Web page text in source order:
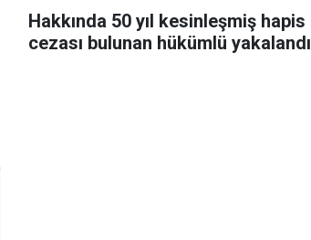
Hakkında 50 yıl kesinleşmiş hapis
cezası bulunan hükümlü yakalandı